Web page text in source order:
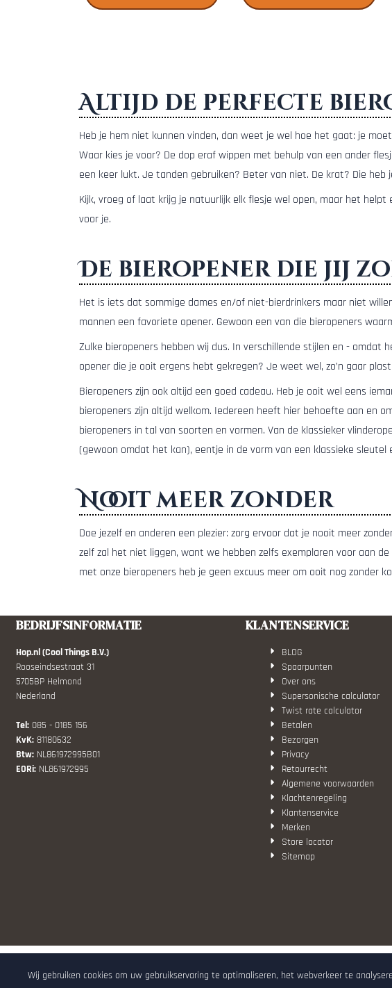
Altijd de perfecte
Heb je hem niet kunnen vinden, dan weet je wel hoe het gaat: je
Waar kies je voor? De dop eraf wippen met behulp van een ander
een keer lukt. Je tanden gebruiken? Beter van niet. De krat? Die
Kijk, vroeg of laat krijg je natuurlijk elk flesje wel open, maar het
voor je.
De bieropener die jij
Het is iets dat sommige dames en/of niet-bierdrinkers maar niet
mannen een favoriete opener. Gewoon een van die bieropeners
Zulke bieropeners hebben wij dus. In verschillende stijlen en -
opener die je ooit ergens hebt gekregen? Je weet wel, zo’n gaar
Bieropeners zijn ook altijd een goed cadeau. Heb je ooit wel eens
bieropeners zijn altijd welkom. Iedereen heeft hier behoefte aan en
bieropeners in tal van soorten en vormen. Van de klassieker
(gewoon omdat het kan), eentje in de vorm van een klassieke
Nooit meer zonder
Doe jezelf en anderen een plezier: zorg ervoor dat je nooit meer
zelf zal het niet liggen, want we hebben zelfs exemplaren voor aan
met onze bieropeners heb je geen excuus meer om ooit nog zonder
BEDRIJFSINFORMATIE
Hop.nl (Cool Things B.V.)
Rooseindsestraat 31
5705BP Helmond
Nederland
Tel: 085 - 0185 156
KvK: 81180632
Btw: NL861972995B01
EORi: NL861972995
KLANTENSERVICE
BLOG
Spaarpunten
Over ons
Supersonische calculator
Twist rate calculator
Betalen
Bezorgen
Privacy
Retourrecht
Algemene voorwaarden
Klachtenregeling
Klantenservice
Merken
Store locator
Sitemap
De waardering van
Wij gebruiken cookies om uw gebruikservaring te optimaliseren, het webverkeer te